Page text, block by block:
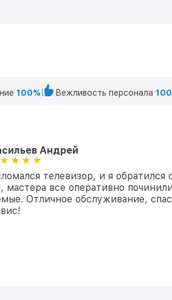
100% Вежливость персонала
Андрей
телевизор, и я
мастера все оперативно
Отличное обслуживание,